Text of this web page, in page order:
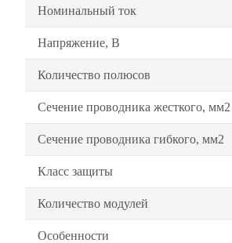
Номинальный ток
Напряжение, В
Количество полюсов
Сечение проводника жесткого, мм2
Сечение проводника гибкого, мм2
Класс защиты
Количество модулей
Особенности